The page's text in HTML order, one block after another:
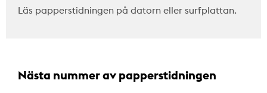
Läs papperstidningen på datorn eller surfplattan.
Nästa nummer av papperstidningen